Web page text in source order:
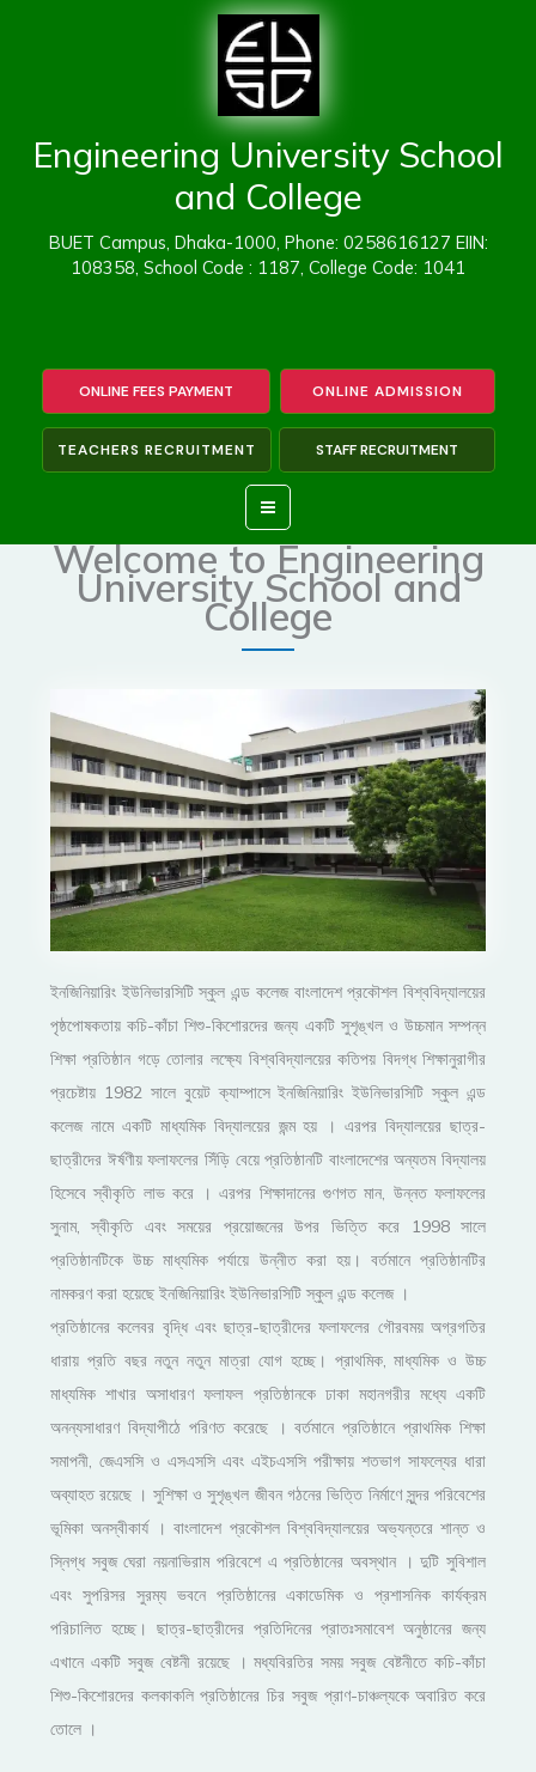
Engineering University School
and College
BUET Campus, Dhaka-1000, Phone: 0258616127 EIIN:
108358, School Code : 1187, College Code: 1041
TEACHERS RECRUITMENT STAFF RECRUITMENT
ONLINE FEES PAYMENT ONLINE ADMISSION
Welcome to Engineering
University School and
College
ইনজিনিয়ারিং ইউনিভারসিটি স্কুল এন্ড কলেজ বাংলাদেশ প্রকৌশল বিশ্ববিদ্যালয়ের
পৃষ্ঠপোষকতায় কচি-কাঁচা শিশু-কিশোরদের জন্য একটি সুশৃঙ্খল ও উচ্চমান সম্পন্ন
শিক্ষা প্রতিষ্ঠান গড়ে তোলার লক্ষ্যে বিশ্ববিদ্যালয়ের কতিপয় বিদগ্ধ শিক্ষানুরাগীর
প্রচেষ্টায় 1982 সালে বুয়েট ক্যাম্পাসে ইনজিনিয়ারিং ইউনিভারসিটি স্কুল এন্ড
কলেজ নামে একটি মাধ্যমিক বিদ্যালয়ের জন্ম হয় । এরপর বিদ্যালয়ের ছাত্র-
ছাত্রীদের ঈর্ষণীয় ফলাফলের সিঁড়ি বেয়ে প্রতিষ্ঠানটি বাংলাদেশের অন্যতম বিদ্যালয়
হিসেবে স্বীকৃতি লাভ করে । এরপর শিক্ষাদানের গুণগত মান, উন্নত ফলাফলের
সুনাম, স্বীকৃতি এবং সময়ের প্রয়োজনের উপর ভিত্তি করে 1998 সালে
প্রতিষ্ঠানটিকে উচ্চ মাধ্যমিক পর্যায়ে উন্নীত করা হয়। বর্তমানে প্রতিষ্ঠানটির
নামকরণ করা হয়েছে ইনজিনিয়ারিং ইউনিভারসিটি স্কুল এন্ড কলেজ ।
প্রতিষ্ঠানের কলেবর বৃদ্ধি এবং ছাত্র-ছাত্রীদের ফলাফলের গৌরবময় অগ্রগতির
ধারায় প্রতি বছর নতুন নতুন মাত্রা যোগ হচ্ছে। প্রাথমিক, মাধ্যমিক ও উচ্চ
মাধ্যমিক শাখার অসাধারণ ফলাফল প্রতিষ্ঠানকে ঢাকা মহানগরীর মধ্যে একটি
অনন্যসাধারণ বিদ্যাপীঠে পরিণত করেছে । বর্তমানে প্রতিষ্ঠানে প্রাথমিক শিক্ষা
সমাপনী, জেএসসি ও এসএসসি এবং এইচএসসি পরীক্ষায় শতভাগ সাফল্যের ধারা
অব্যাহত রয়েছে । সুশিক্ষা ও সুশৃঙ্খল জীবন গঠনের ভিত্তি নির্মাণে সুন্দর পরিবেশের
ভূমিকা অনস্বীকার্য । বাংলাদেশ প্রকৌশল বিশ্ববিদ্যালয়ের অভ্যন্তরে শান্ত ও
স্নিগ্ধ সবুজ ঘেরা নয়নাভিরাম পরিবেশে এ প্রতিষ্ঠানের অবস্থান । দুটি সুবিশাল
এবং সুপরিসর সুরম্য ভবনে প্রতিষ্ঠানের একাডেমিক ও প্রশাসনিক কার্যক্রম
পরিচালিত হচ্ছে। ছাত্র-ছাত্রীদের প্রতিদিনের প্রাতঃসমাবেশ অনুষ্ঠানের জন্য
এখানে একটি সবুজ বেষ্টনী রয়েছে । মধ্যবিরতির সময় সবুজ বেষ্টনীতে কচি-কাঁচা
শিশু-কিশোরদের কলকাকলি প্রতিষ্ঠানের চির সবুজ প্রাণ-চাঞ্চল্যকে অবারিত করে
তোলে ।